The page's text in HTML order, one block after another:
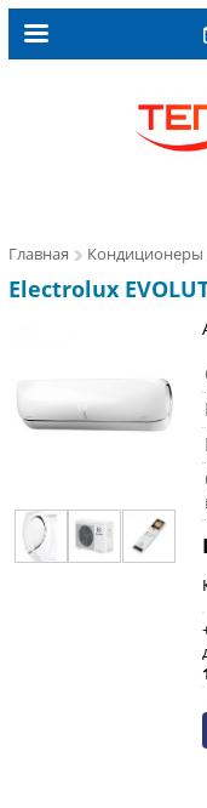
Главная Кондиционеры
Electrolux